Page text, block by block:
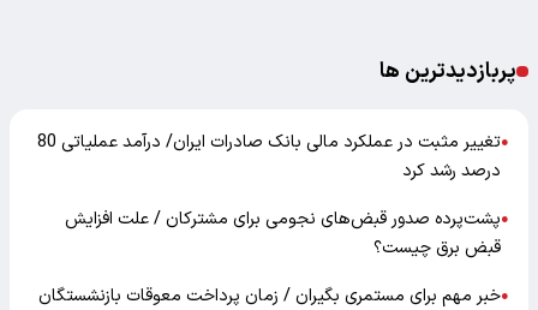
پربازدیدترین ها
●
تغییر مثبت در عملکرد مالی بانک صادرات ایران/ درآمد عملیاتی 80
درصد رشد کرد
●پشت‌پرده صدور قبض‌های نجومی برای مشترکان / علت افزایش
قبض برق چیست؟
●خبر مهم برای مستمری بگیران / زمان پرداخت معوقات بازنشستگان